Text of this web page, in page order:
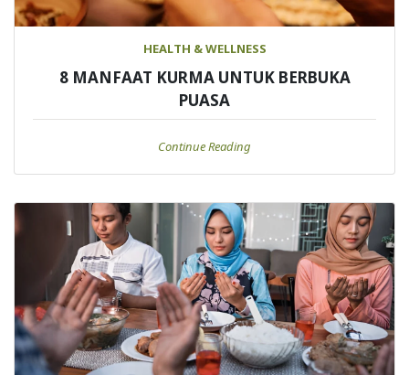
HEALTH & WELLNESS
8 MANFAAT KURMA UNTUK BERBUKA
PUASA
Continue Reading